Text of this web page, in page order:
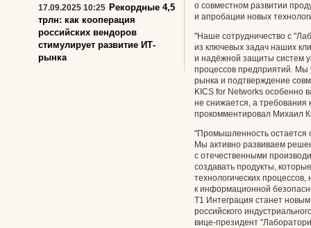
о совместном развитии
и апробации новых
"Наше сотрудничество с
из ключевых задач наших
и надёжной защиты систем
процессов предприятий. Мы
рынка и подтверждение
KICS for Networks особенно
не снижается, а
прокомментировал Михаил
"Промышленность остается
Мы активно развиваем
с отечественными
создавать продукты,
технологических
к информационной
Т1 Интеграция станет
российского
вице-президент
17.09.2025 10:25 Рекордные 4,5
трлн: как кооперация
российских вендоров
стимулирует развитие ИТ-
рынка